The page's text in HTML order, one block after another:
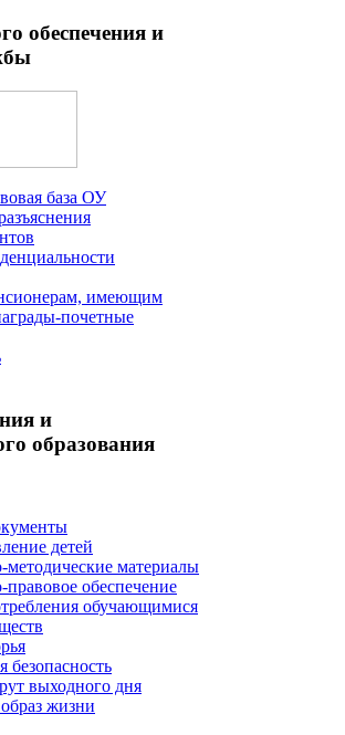
обеспечения и
база ОУ
имеющим
почетные
и
образования
детей
материалы
обеспечение
обучающимися
выходного дня
жизни